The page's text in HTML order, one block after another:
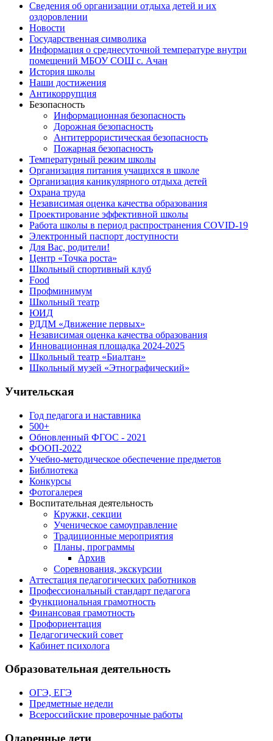
Сведения об организации отдыха детей и их
оздоровлении
Новости
Государственная символика
Информация о среднесуточной температуре внутри
помещений МБОУ СОШ с. Ачан
История школы
Наши достижения
Антикоррупция
Безопасность
Информационная безопасность
Дорожная безопасность
Антитеррористическая безопасность
Пожарная безопасность
Температурный режим школы
Организация питания учащихся в школе
Организация каникулярного отдыха детей
Охрана труда
Независимая оценка качества образования
Проектирование эффективной школы
Работа школы в период распространения COVID-19
Электронный паспорт доступности
Для Вас, родители!
Центр «Точка роста»
Школьный спортивный клуб
Food
Профминимум
Школьный театр
ЮИД
РДДМ «Движение первых»
Независимая оценка качества образования
Инновационная площадка 2024-2025
Школьный театр «Биалтан»
Школьный музей «Этнографический»
Учительская
Год педагога и наставника
500+
Обновленный ФГОС - 2021
ФООП-2022
Учебно-методическое обеспечение предметов
Библиотека
Конкурсы
Фотогалерея
Воспитательная деятельность
Кружки, секции
Ученическое самоуправление
Традиционные мероприятия
Планы, программы
Архив
Соревнования, экскурсии
Аттестация педагогических работников
Профессиональный стандарт педагога
Функциональная грамотность
Финансовая грамотность
Профориентация
Педагогический совет
Кабинет психолога
Образовательная деятельность
ОГЭ, ЕГЭ
Предметные недели
Всероссийские проверочные работы
Одаренные дети